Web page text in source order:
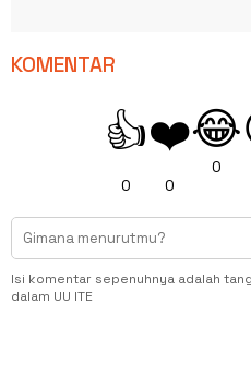
KOMENTAR
👍
0
❤️
0
😂
0
Isi komentar sepenuhnya adalah
dalam UU ITE